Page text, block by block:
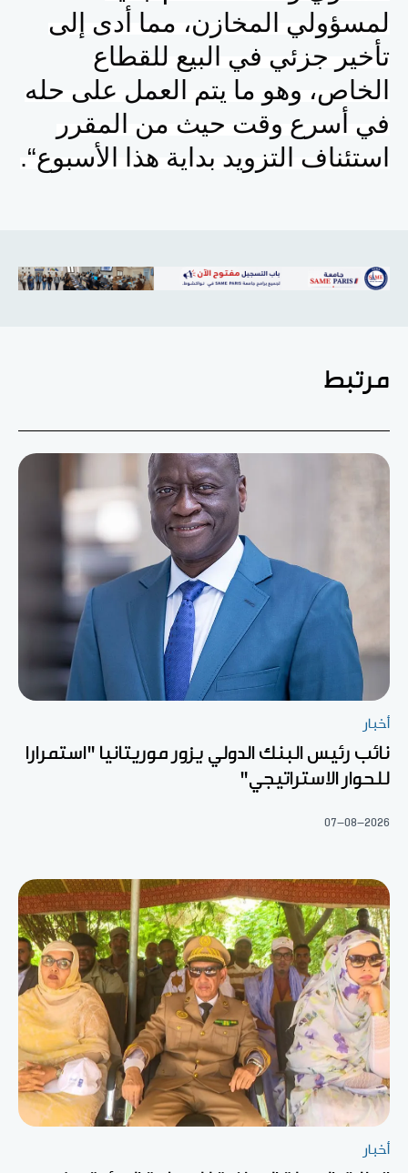
لمسؤولي المخازن، مما أدى إلى
تأخير جزئي في البيع للقطاع
الخاص، وهو ما يتم العمل على حله
في أسرع وقت حيث من المقرر
استئناف التزويد بداية هذا الأسبوع“.
مرتبط
أخبار
نائب رئيس البنك الدولي يزور موريتانيا "استمرارا
للحوار الاستراتيجي"
07-08-2026
أخبار